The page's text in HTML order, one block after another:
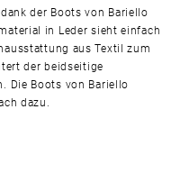
der Boots von Bariello
in Leder sieht einfach
aus Textil zum
der beidseitige
Die Boots von Bariello
dazu.